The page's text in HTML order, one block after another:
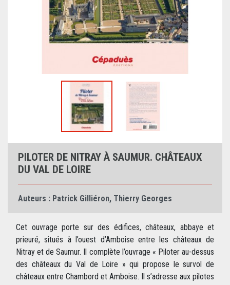
PILOTER DE NITRAY À SAUMUR. CHÂTEAUX
DU VAL DE LOIRE
Auteurs : Patrick Gilliéron, Thierry Georges
Cet ouvrage porte sur des édifices, châteaux, abbaye et
prieuré, situés à l’ouest d’Amboise entre les châteaux de
Nitray et de Saumur. Il complète l’ouvrage « Piloter au-dessus
des châteaux du Val de Loire » qui propose le survol de
châteaux entre Chambord et Amboise. Il s’adresse aux pilotes